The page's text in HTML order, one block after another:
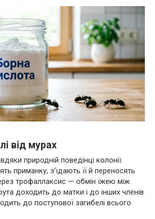
від мурах
природній поведінці колонії:
приманку, з’їдають її й переносять
трофаллаксис — обмін їжею між
доходить до матки і до інших членів
до поступової загибелі всього